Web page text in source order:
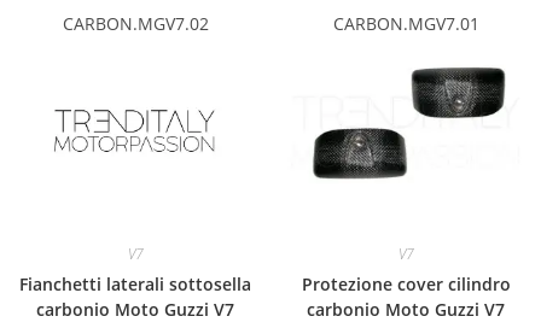
CARBON.MGV7.02
V7
Fianchetti laterali sottosella
carbonio Moto Guzzi V7
CARBON.MGV7.01
V7
Protezione cover cilindro
carbonio Moto Guzzi V7